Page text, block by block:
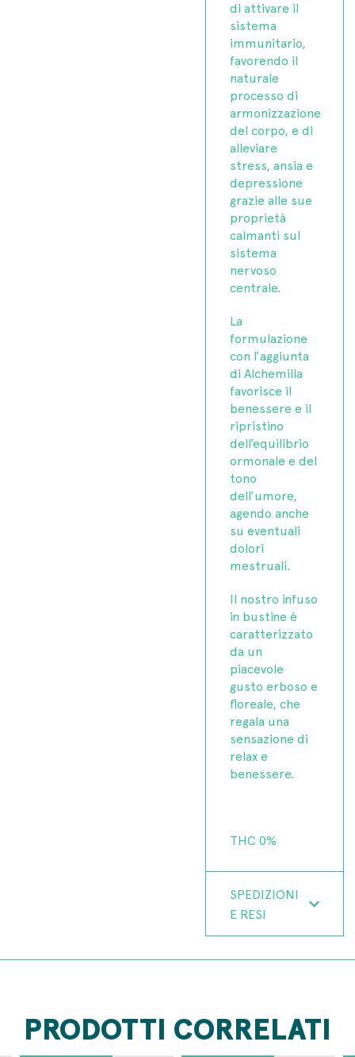
di attivare il
sistema
immunitario,
favorendo il
naturale
processo di
armonizzazione
del corpo, e di
alleviare
stress, ansia e
depressione
grazie alle sue
proprietà
calmanti sul
sistema
nervoso
centrale.
La
formulazione
con l’aggiunta
di Alchemilla
favorisce il
benessere e il
ripristino
dell’equilibrio
ormonale e del
tono
dell’umore,
agendo anche
su eventuali
dolori
mestruali.
Il nostro infuso
in bustine è
caratterizzato
da un
piacevole
gusto erboso e
floreale, che
regala una
sensazione di
relax e
benessere.
THC 0%
SPEDIZIONI
E RESI
PRODOTTI CORRELATI